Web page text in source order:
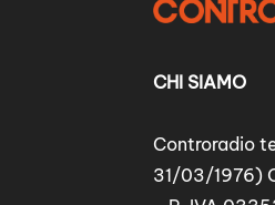
CHI SIAMO
Controradio
31/03/1976)